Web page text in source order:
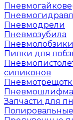
Пневмодрели
Пневмозубила
Пневмолобзики
Пилки для
силиконов
Запчасти для